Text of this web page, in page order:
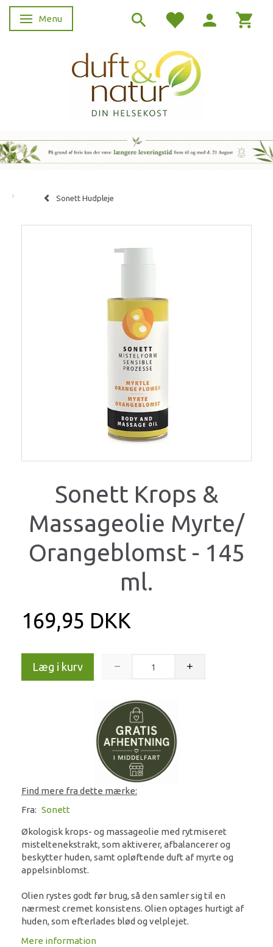
Skifte navigation
Menu
Sonett Hudpleje
Sonett Krops &
Massageolie Myrte/
Orangeblomst - 145
ml.
169,95 DKK
Læg i kurv
Find mere fra dette mærke:
Fra: Sonett
Økologisk krops- og massageolie med rytmiseret
misteltenekstrakt, som aktiverer, afbalancerer og
beskytter huden, samt opløftende duft af myrte og
appelsinblomst.
Olien rystes godt før brug, så den samler sig til en
nærmest cremet konsistens. Olien optages hurtigt af
huden, som efterlades blød og velplejet.
Mere information